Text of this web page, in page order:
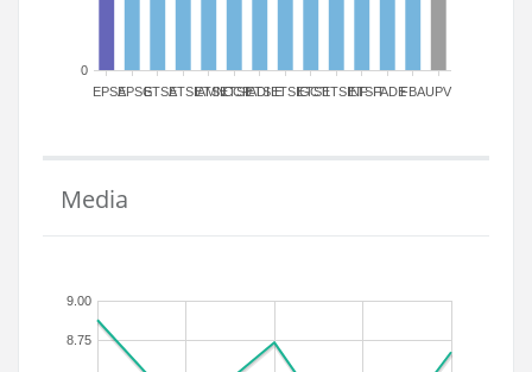
EPSAEPSGETSAETSIAMN
ETSICCP
ETSIADI
ETSIEETSIGCT
ETSIIETSINFETSITFADEFBAUPV
0
Media
8.75
9.00